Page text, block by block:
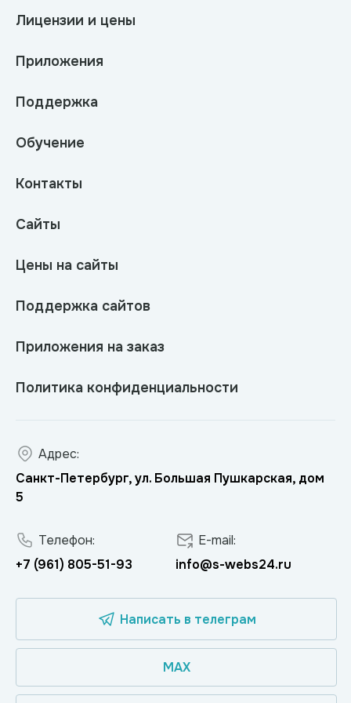
Лицензии и цены
Приложения
Поддержка
Обучение
Контакты
Сайты
Цены на сайты
Поддержка сайтов
Приложения на заказ
Политика конфиденциальности
Адрес:
Санкт-Петербург, ул. Большая Пушкарская, дом
5
Телефон:
+7 (961) 805-51-93
E-mail:
info@s-webs24.ru
Написать в телеграм
MAX